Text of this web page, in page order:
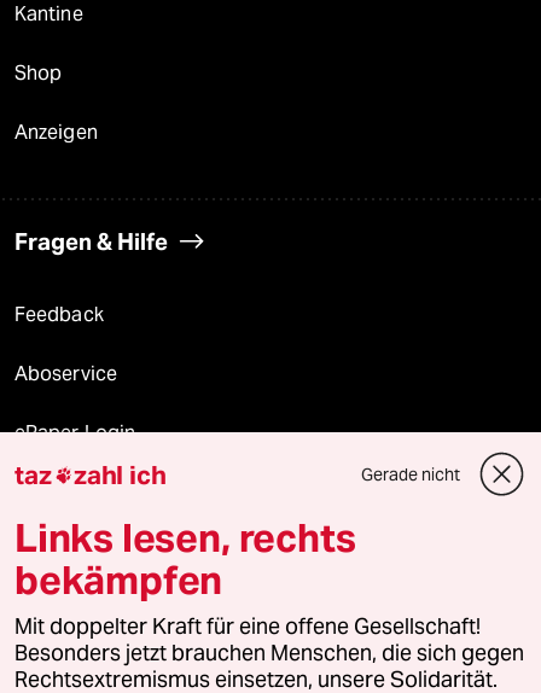
Kantine
Shop
Anzeigen
Fragen & Hilfe
Feedback
Aboservice
ePaper Login
Downloads für Abonnierende
© 2026 taz Verlags und Vertriebs GmbH
Alle Rechte vorbehalten. Bei rechtlichen Fragen oder für Genehmigungen
wenden Sie sich bitte an
lizenzen@taz.de
taz zahl ich Gerade nicht
Links lesen, rechts
bekämpfen
Mit doppelter Kraft für eine offene Gesellschaft!
Besonders jetzt brauchen Menschen, die sich gegen
Rechtsextremismus einsetzen, unsere Solidarität.